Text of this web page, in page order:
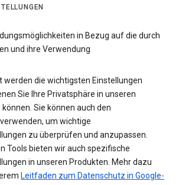
in Bezug auf die durch
und ihre Verwendung
werden die wichtigsten Einstellungen
Sie Ihre Privatsphäre in unseren
Sie können auch den
verwenden, um wichtige
zu überprüfen und anzupassen.
Tools bieten wir auch spezifische
in unseren Produkten. Mehr dazu
Leitfaden zum Datenschutz in Google-